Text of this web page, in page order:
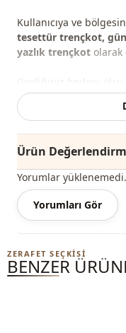
Kullanıcıya ve
tesettür trençkot,
yazlık trençkot olarak
en uygun bedeni
edebilirsiniz.
farklılığı olabilir.
Yıkama:30 derecede
%100 Pamuk
Mevsi̇m
Ürün
Yorumlar yüklenemedi.
Yorumları Gör
ZERAFET SEÇKISI
BENZER